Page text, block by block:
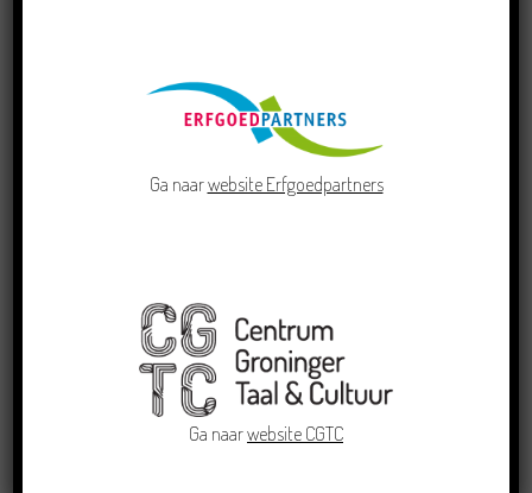
Crowdfunding voor bijzonder kinderboek met
Groningse liedjes en verhalen
Grensoverschrijdende uitwisseling in Oldenburg
rond het Gronings en Platduits
Ga naarwebsite Erfgoedpartners
Ga naarwebsite CGTC